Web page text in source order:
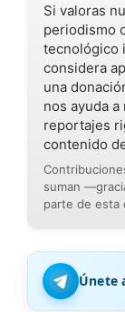
Si valoras
periodismo
tecnológico
considera
una
nos ayuda
reportajes
contenido
suman
parte de esta
Únete